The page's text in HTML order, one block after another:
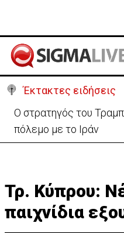
Έκτακτες ειδήσεις
Τουρκία: Δεν
συμφωνία με Πακιστάν
Τρ. Κύπρου:
παιχνίδια